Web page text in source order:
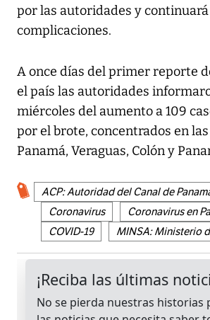
por las autoridades y
complicaciones.
A once días del primer reporte
el país las autoridades
miércoles del aumento a 109
por el brote, concentrados en
Panamá, Veraguas, Colón y
ACP: Autoridad del Canal de
Coronavirus
Coronavirus en
COVID-19
MINSA: Ministerio